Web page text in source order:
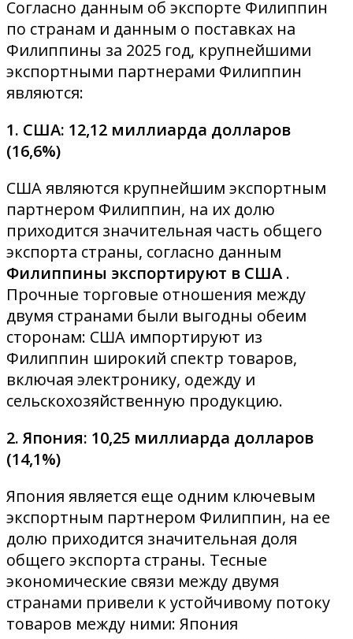
Согласно данным об экспорте Филиппин
по странам и данным о поставках на
Филиппины за 2025 год, крупнейшими
экспортными партнерами Филиппин
являются:
1. США: 12,12 миллиарда долларов
(16,6%)
США являются крупнейшим экспортным
партнером Филиппин, на их долю
приходится значительная часть общего
экспорта страны, согласно данным
Филиппины экспортируют в США .
Прочные торговые отношения между
двумя странами были выгодны обеим
сторонам: США импортируют из
Филиппин широкий спектр товаров,
включая электронику, одежду и
сельскохозяйственную продукцию.
2. Япония: 10,25 миллиарда долларов
(14,1%)
Япония является еще одним ключевым
экспортным партнером Филиппин, на ее
долю приходится значительная доля
общего экспорта страны. Тесные
экономические связи между двумя
странами привели к устойчивому потоку
товаров между ними: Япония